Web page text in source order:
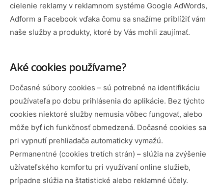
cielenie reklamy v reklamnom systéme Google AdWords,
Adform a Facebook vďaka čomu sa snažíme priblížiť vám
naše služby a produkty, ktoré by Vás mohli zaujímať.
Aké cookies používame?
Dočasné súbory cookies – sú potrebné na identifikáciu
používateľa po dobu prihlásenia do aplikácie. Bez týchto
cookies niektoré služby nemusia vôbec fungovať, alebo
môže byť ich funkčnosť obmedzená. Dočasné cookies sa
pri vypnutí prehliadača automaticky vymažú.
Permanentné (cookies tretích strán) – slúžia na zvýšenie
užívateľského komfortu pri využívaní online služieb,
prípadne slúžia na štatistické alebo reklamné účely.